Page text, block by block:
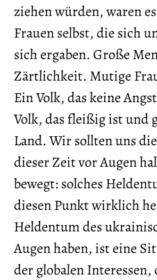
ziehen würden, waren
Frauen selbst, die sich
sich ergaben. Große
Zärtlichkeit. Mutige
Ein Volk, das keine
Volk, das fleißig ist und
Land. Wir sollten uns
dieser Zeit vor Augen
bewegt: solches
diesen Punkt wirklich
Heldentum des
Augen haben, ist eine
der globalen